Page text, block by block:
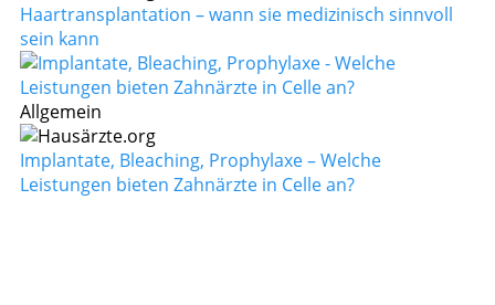
Haartransplantation – wann sie medizinisch sinnvoll
sein kann
Allgemein
Implantate, Bleaching, Prophylaxe – Welche
Leistungen bieten Zahnärzte in Celle an?